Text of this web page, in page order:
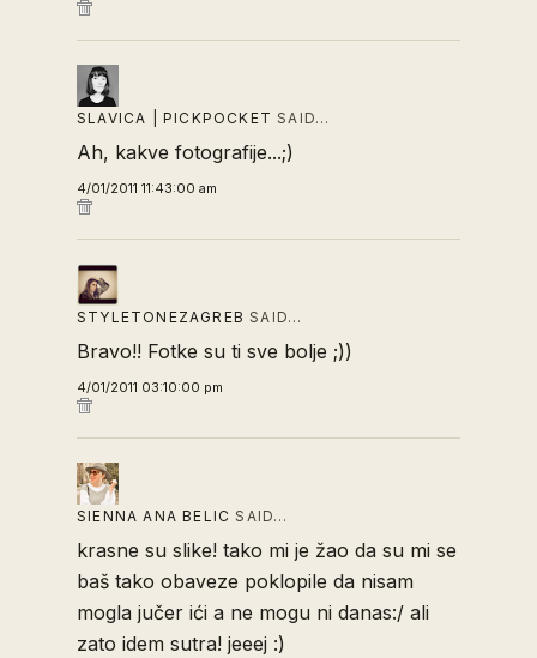
SLAVICA | PICKPOCKET SAID…
Ah, kakve fotografije...;)
4/01/2011 11:43:00 am
STYLETONEZAGREB SAID…
Bravo!! Fotke su ti sve bolje ;))
4/01/2011 03:10:00 pm
SIENNA ANA BELIC SAID…
krasne su slike! tako mi je žao da su mi se
baš tako obaveze poklopile da nisam
mogla jučer ići a ne mogu ni danas:/ ali
zato idem sutra! jeeej :)